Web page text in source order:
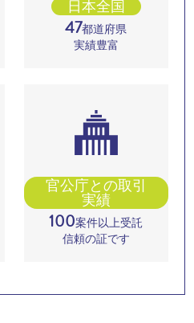
日本全国
47都道府県
実績豊富
官公庁との取引
実績
100案件以上受託
信頼の証です